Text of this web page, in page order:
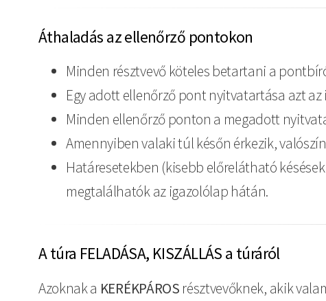
Áthaladás az ellenőrző pontokon
Minden résztvevő köteles betartani a
Egy adott ellenőrző pont nyitvatartása azt
Minden ellenőrző ponton a megadott
Amennyiben valaki túl későn érkezik,
Határesetekben (kisebb előrelátható
megtalálhatók az igazolólap hátán.
A túra FELADÁSA, KISZÁLLÁS a túráról
Azoknak a KERÉKPÁROS résztvevőknek, akik